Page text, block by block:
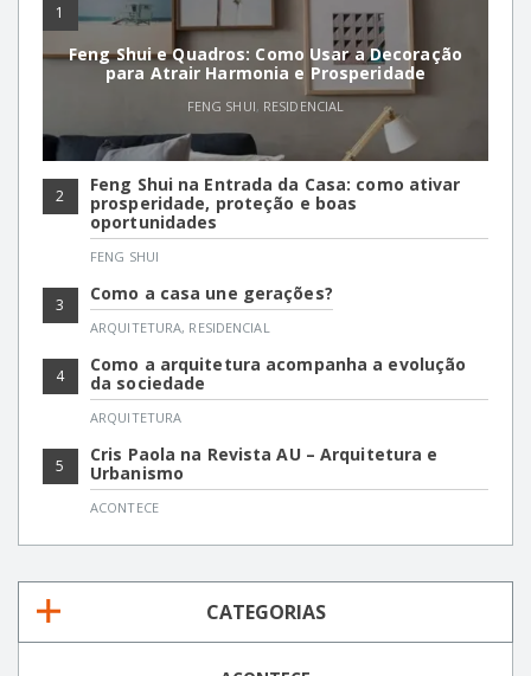
1
Feng Shui e Quadros: Como Usar a Decoração
para Atrair Harmonia e Prosperidade
FENG SHUI, RESIDENCIAL
2
Feng Shui na Entrada da Casa: como ativar
prosperidade, proteção e boas
oportunidades
FENG SHUI
3 Como a casa une gerações?
ARQUITETURA, RESIDENCIAL
4
Como a arquitetura acompanha a evolução
da sociedade
ARQUITETURA
5
Cris Paola na Revista AU – Arquitetura e
Urbanismo
ACONTECE
CATEGORIAS